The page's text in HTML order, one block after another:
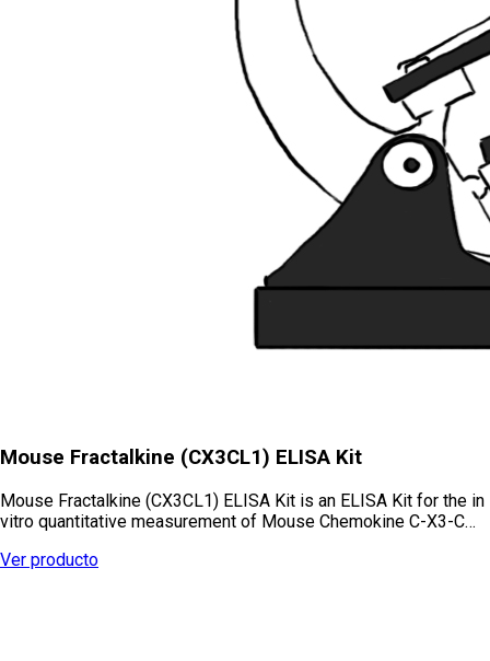
Mouse Fractalkine (CX3CL1) ELISA Kit
Mouse Fractalkine (CX3CL1) ELISA Kit is an ELISA Kit for the in
vitro quantitative measurement of Mouse Chemokine C-X3-C…
Ver producto